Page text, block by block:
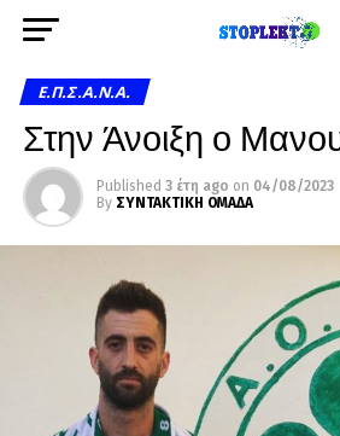
Ε.Π.Σ.Α.Ν.Α.
Στην Άνοιξη ο
Published 3 έτη ago on 04/08/2023
By ΣΥΝΤΑΚΤΙΚΗ ΟΜΑΔΑ